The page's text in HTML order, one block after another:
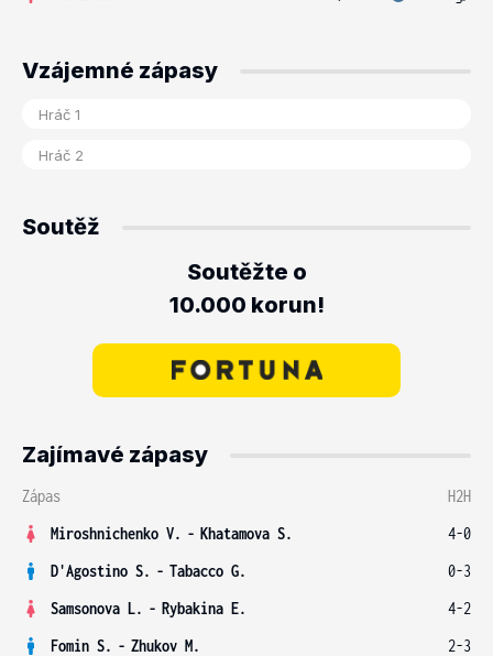
Vzájemné zápasy
Soutěž
Soutěžte o
10.000 korun!
Zajímavé zápasy
Zápas
H2H
Miroshnichenko V. - Khatamova S.
4-0
D'Agostino S. - Tabacco G.
0-3
Samsonova L. - Rybakina E.
4-2
Fomin S. - Zhukov M.
2-3